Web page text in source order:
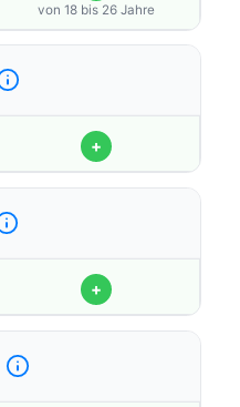
von 18 bis 26 Jahre
+
+